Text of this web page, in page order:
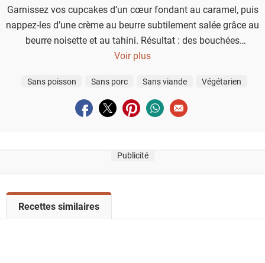
Garnissez vos cupcakes d’un cœur fondant au caramel, puis
nappez-les d’une crème au beurre subtilement salée grâce au
beurre noisette et au tahini. Résultat : des bouchées
irrésistibles qui voleront la vedette à n’importe quelle fête !
Voir plus
Sans poisson Sans porc Sans viande Végétarien
Partager sur facebook
Partager sur twitter
Partager sur pinterest
Partager sur whatsapp
Envoyer à un ami
Publicité
o
Recettes similaires